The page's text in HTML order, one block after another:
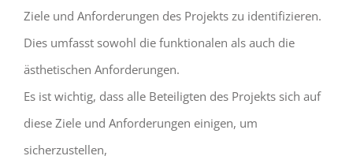
Ziele und Anforderungen des Projekts zu identifizieren.
Dies umfasst sowohl die funktionalen als auch die
ästhetischen Anforderungen.
Es ist wichtig, dass alle Beteiligten des Projekts sich auf
diese Ziele und Anforderungen einigen, um
sicherzustellen,